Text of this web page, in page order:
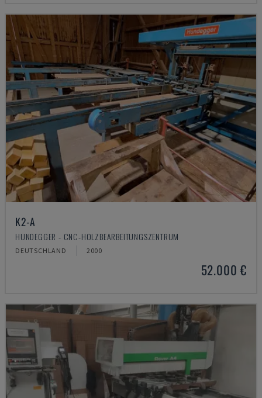
K2-A
HUNDEGGER - CNC-HOLZBEARBEITUNGSZENTRUM
DEUTSCHLAND 2000
52.000 €